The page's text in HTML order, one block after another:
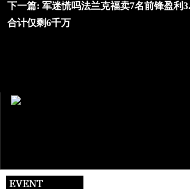
下一篇: 军迷慌吗法兰克福卖7名前锋盈利
合计仅剩6千万